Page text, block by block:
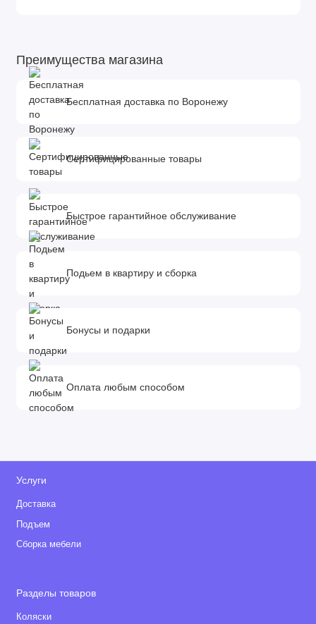
Преимущества магазина
Бесплатная доставка по Воронежу
Сертифицированные товары
Быстрое гарантийное обслуживание
Подьем в квартиру и сборка
Бонусы и подарки
Оплата любым способом
Услуги
Доставка
Подъем
Сборка мебели
Разделы товаров
Коляски